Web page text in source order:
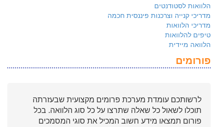
הלוואות לסטודנטים
מדריכי קנייה וצרכנות פיננסית חכמה
מדריכי הלוואות
טיפים להלוואות
הלוואה מיידית
פורומים
לרשותכם עומדת מערכת פרומים מקצועית שבעזרתה
תוכלו לשאול כל שאלה שתרצו על כל סוג הלוואה. בכל
פורום תמצאו מידע חשוב המכיל את סוגי המסמכים